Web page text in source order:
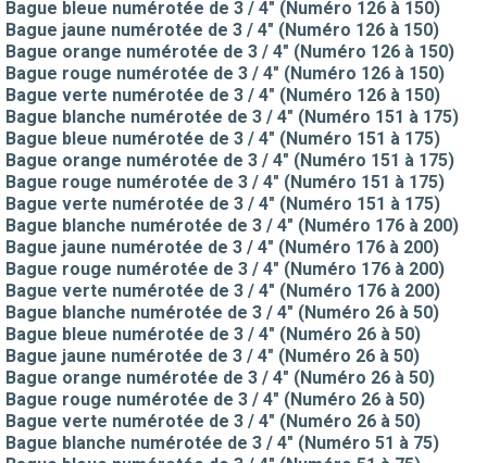
Bague bleue numérotée de 3 / 4" (Numéro 126 à 150)
Bague jaune numérotée de 3 / 4" (Numéro 126 à 150)
Bague orange numérotée de 3 / 4" (Numéro 126 à 150)
Bague rouge numérotée de 3 / 4" (Numéro 126 à 150)
Bague verte numérotée de 3 / 4" (Numéro 126 à 150)
Bague blanche numérotée de 3 / 4" (Numéro 151 à 175)
Bague bleue numérotée de 3 / 4" (Numéro 151 à 175)
Bague orange numérotée de 3 / 4" (Numéro 151 à 175)
Bague rouge numérotée de 3 / 4" (Numéro 151 à 175)
Bague verte numérotée de 3 / 4" (Numéro 151 à 175)
Bague blanche numérotée de 3 / 4" (Numéro 176 à 200)
Bague jaune numérotée de 3 / 4" (Numéro 176 à 200)
Bague rouge numérotée de 3 / 4" (Numéro 176 à 200)
Bague verte numérotée de 3 / 4" (Numéro 176 à 200)
Bague blanche numérotée de 3 / 4" (Numéro 26 à 50)
Bague bleue numérotée de 3 / 4" (Numéro 26 à 50)
Bague jaune numérotée de 3 / 4" (Numéro 26 à 50)
Bague orange numérotée de 3 / 4" (Numéro 26 à 50)
Bague rouge numérotée de 3 / 4" (Numéro 26 à 50)
Bague verte numérotée de 3 / 4" (Numéro 26 à 50)
Bague blanche numérotée de 3 / 4" (Numéro 51 à 75)